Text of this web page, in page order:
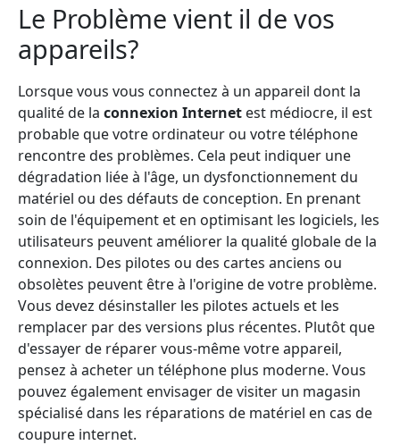
Le Problème vient il de vos
appareils?
Lorsque vous vous connectez à un appareil dont la
qualité de la connexion Internet est médiocre, il est
probable que votre ordinateur ou votre téléphone
rencontre des problèmes. Cela peut indiquer une
dégradation liée à l'âge, un dysfonctionnement du
matériel ou des défauts de conception. En prenant
soin de l'équipement et en optimisant les logiciels, les
utilisateurs peuvent améliorer la qualité globale de la
connexion. Des pilotes ou des cartes anciens ou
obsolètes peuvent être à l'origine de votre problème.
Vous devez désinstaller les pilotes actuels et les
remplacer par des versions plus récentes. Plutôt que
d'essayer de réparer vous-même votre appareil,
pensez à acheter un téléphone plus moderne. Vous
pouvez également envisager de visiter un magasin
spécialisé dans les réparations de matériel en cas de
coupure internet.